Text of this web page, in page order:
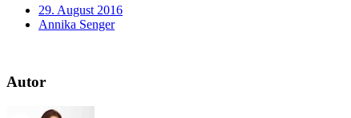
29. August 2016
Annika Senger
Autor